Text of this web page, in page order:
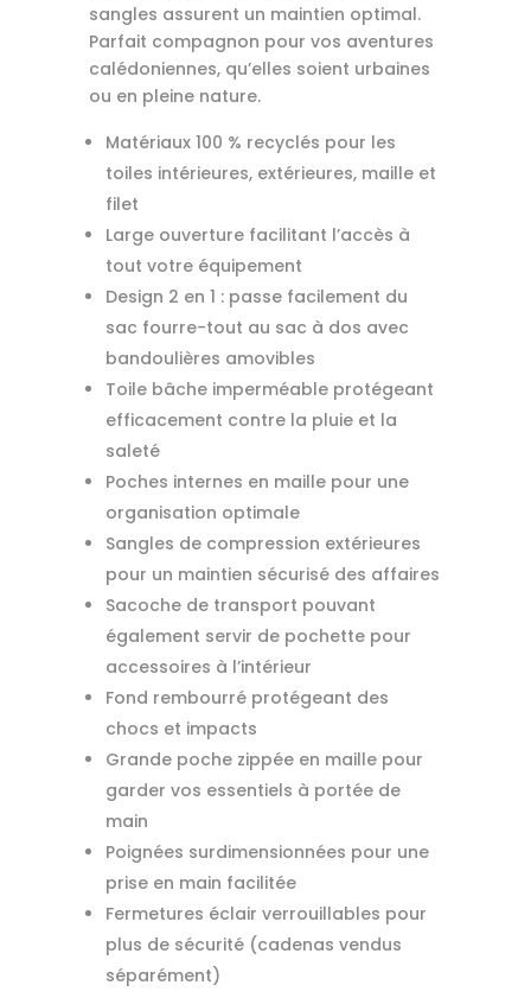
sangles assurent un maintien optimal.
Parfait compagnon pour vos aventures
calédoniennes, qu’elles soient urbaines
ou en pleine nature.
Matériaux 100 % recyclés pour les
toiles intérieures, extérieures, maille et
filet
Large ouverture facilitant l’accès à
tout votre équipement
Design 2 en 1 : passe facilement du
sac fourre-tout au sac à dos avec
bandoulières amovibles
Toile bâche imperméable protégeant
efficacement contre la pluie et la
saleté
Poches internes en maille pour une
organisation optimale
Sangles de compression extérieures
pour un maintien sécurisé des affaires
Sacoche de transport pouvant
également servir de pochette pour
accessoires à l’intérieur
Fond rembourré protégeant des
chocs et impacts
Grande poche zippée en maille pour
garder vos essentiels à portée de
main
Poignées surdimensionnées pour une
prise en main facilitée
Fermetures éclair verrouillables pour
plus de sécurité (cadenas vendus
séparément)